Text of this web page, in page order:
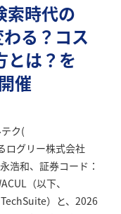
索時代の
る？コス
とは？を
催
ク(
ログリー株式会社
浩和、証券コード：
（以下、
）と、2026